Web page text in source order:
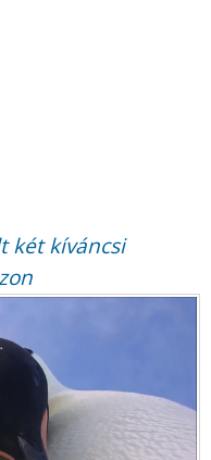
két kíváncsi